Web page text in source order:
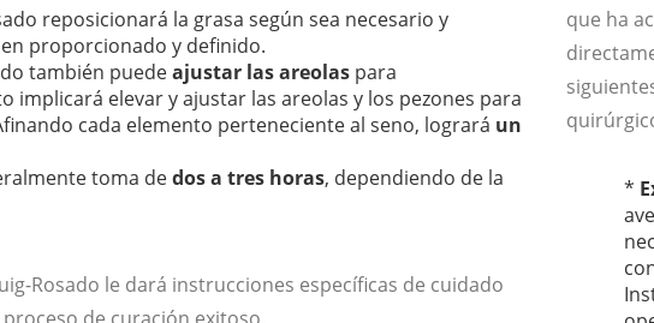
reposicionará la grasa según sea necesario y
proporcionado y definido.
también puedeajustar las areolas para
implicará elevar y ajustar las areolas y los pezones para
cada elemento perteneciente al seno, logrará un
toma dedos a tres horas, dependiendo de la
Rosado le dará instrucciones específicas de cuidado
que ha
*